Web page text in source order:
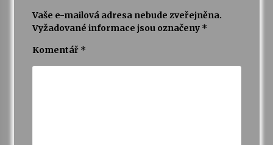
Vaše e-mailová adresa nebude zveřejněna.
Vyžadované informace jsou označeny *
Komentář *